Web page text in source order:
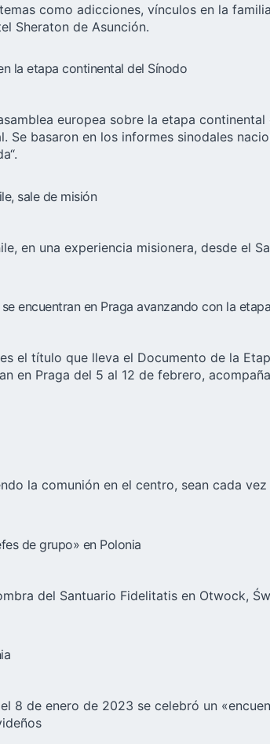
como adicciones, vínculos en la
Sheraton de Asunción.
la etapa continental del Sínodo
europea sobre la etapa
Se basaron en los informes sinodales
sale de misión
en una experiencia misionera, desde el
encuentran en Praga avanzando con la
el título que lleva el Documento de la
en Praga del 5 al 12 de febrero,
la comunión en el centro, sean cada
de grupo» en Polonia
del Santuario Fidelitatis en Otwock,
8 de enero de 2023 se celebró un